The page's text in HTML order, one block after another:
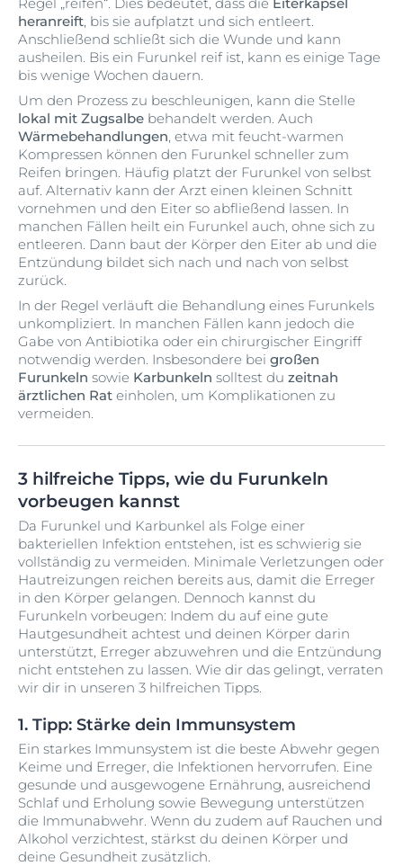
heranreift, bis sie aufplatzt und sich entleert.
Anschließend schließt sich die Wunde und kann
ausheilen. Bis ein Furunkel reif ist, kann es einige Tage
bis wenige Wochen dauern.
Um den Prozess zu beschleunigen, kann die Stelle
lokal mit Zugsalbe behandelt werden. Auch
Wärmebehandlungen, etwa mit feucht-warmen
Kompressen können den Furunkel schneller zum
Reifen bringen. Häufig platzt der Furunkel von selbst
auf. Alternativ kann der Arzt einen kleinen Schnitt
vornehmen und den Eiter so abfließend lassen. In
manchen Fällen heilt ein Furunkel auch, ohne sich zu
entleeren. Dann baut der Körper den Eiter ab und die
Entzündung bildet sich nach und nach von selbst
zurück.
In der Regel verläuft die Behandlung eines Furunkels
unkompliziert. In manchen Fällen kann jedoch die
Gabe von Antibiotika oder ein chirurgischer Eingriff
notwendig werden. Insbesondere bei großen
Furunkeln sowie Karbunkeln solltest du zeitnah
ärztlichen Rat einholen, um Komplikationen zu
vermeiden.
3 hilfreiche Tipps, wie du Furunkeln
vorbeugen kannst
Da Furunkel und Karbunkel als Folge einer
bakteriellen Infektion entstehen, ist es schwierig sie
vollständig zu vermeiden. Minimale Verletzungen oder
Hautreizungen reichen bereits aus, damit die Erreger
in den Körper gelangen. Dennoch kannst du
Furunkeln vorbeugen: Indem du auf eine gute
Hautgesundheit achtest und deinen Körper darin
unterstützt, Erreger abzuwehren und die Entzündung
nicht entstehen zu lassen. Wie dir das gelingt, verraten
wir dir in unseren 3 hilfreichen Tipps.
1. Tipp: Stärke dein Immunsystem
Ein starkes Immunsystem ist die beste Abwehr gegen
Keime und Erreger, die Infektionen hervorrufen. Eine
gesunde und ausgewogene Ernährung, ausreichend
Schlaf und Erholung sowie Bewegung unterstützen
die Immunabwehr. Wenn du zudem auf Rauchen und
Alkohol verzichtest, stärkst du deinen Körper und
deine Gesundheit zusätzlich.